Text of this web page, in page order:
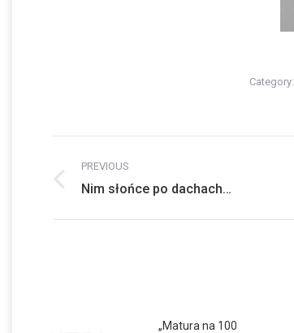
Category:
navigation
PREVIOUS
Previous
Nim słońce po dachach…
„Matura na 100